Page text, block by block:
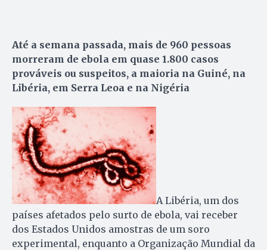
Até a semana passada, mais de 960 pessoas
morreram de ebola em quase 1.800 casos
prováveis ou suspeitos, a maioria na Guiné, na
Libéria, em Serra Leoa e na Nigéria
A Libéria, um dos
países afetados pelo surto de ebola, vai receber
dos Estados Unidos amostras de um soro
experimental, enquanto a Organização Mundial da